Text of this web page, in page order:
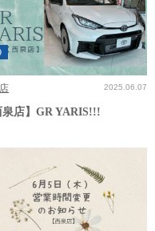
2025.06.07
泉店】GR YARIS!!!